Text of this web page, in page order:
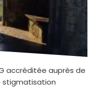
accréditée auprès de
stigmatisation